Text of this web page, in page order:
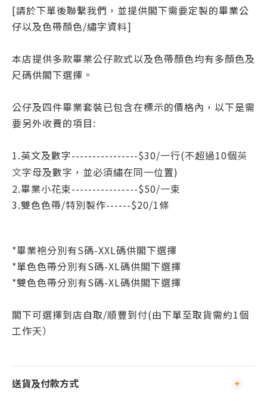
[請於下單後聯繫我們，並提供閣下需要定製的畢業公
仔以及色帶顏色/繡字資料]
本店提供多款畢業公仔款式以及色帶顏色均有多顏色及
尺碼供閣下選擇。
公仔及四件畢業套裝已包含在標示的價格內，以下是需
要另外收費的項目:
1.英文及數字----------------$30/一行(不超過10個英
文字母及數字 ，並必須繡在同一位置)
2.畢業小花束----------------$50/一束
3.雙色色帶/特別製作------$20/1條
*畢業袍分別有S碼-XXL碼供閣下選擇
*單色色帶分別有S碼-XL碼供閣下選擇
*雙色色帶分別有S碼-XL碼供閣下選擇
閣下可選擇到店自取/順豐到付(由下單至取貨需約1個
工作天）
送貨及付款方式